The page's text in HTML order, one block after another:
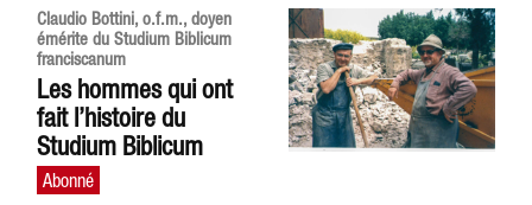
Claudio Bottini, o.f.m., doyen
émérite du Studium Biblicum
franciscanum
Les hommes qui ont
fait l’histoire du
Studium Biblicum